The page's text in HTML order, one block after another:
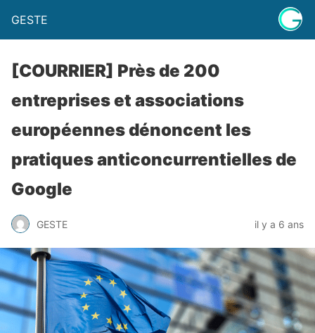
GESTE
[COURRIER] Près de 200
entreprises et associations
européennes dénoncent les
pratiques anticoncurrentielles de
Google
GESTE il y a 6 ans